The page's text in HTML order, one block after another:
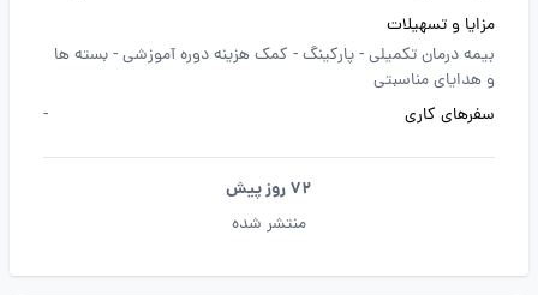
مزایا و تسهیلات
بیمه درمان تکمیلی -پارکینگ - کمک هزینه دوره آموزشی -بسته ها
و هدایای مناسبتی
سفرهای کاری
-
72 روز پیش
منتشر شده